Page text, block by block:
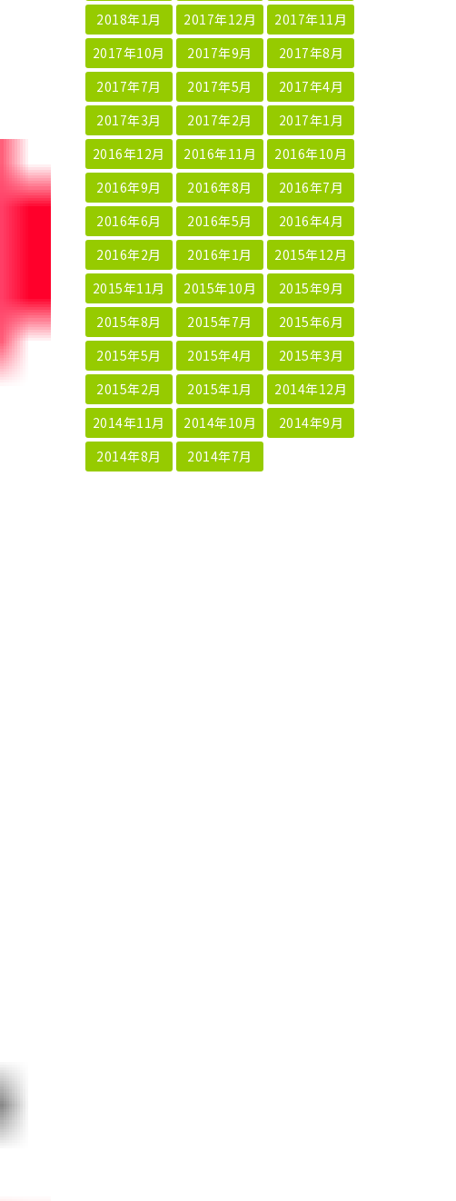
2018年1月
2017年12月
2017年11月
2017年10月
2017年9月
2017年8月
2017年7月
2017年5月
2017年4月
2017年3月
2017年2月
2017年1月
2016年12月
2016年11月
2016年10月
2016年9月
2016年8月
2016年7月
2016年6月
2016年5月
2016年4月
2016年2月
2016年1月
2015年12月
2015年11月
2015年10月
2015年9月
2015年8月
2015年7月
2015年6月
2015年5月
2015年4月
2015年3月
2015年2月
2015年1月
2014年12月
2014年11月
2014年10月
2014年9月
2014年8月
2014年7月